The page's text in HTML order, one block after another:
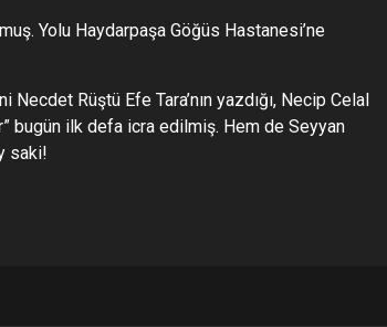
Yolu Haydarpaşa Göğüs Hastanesi’ne
Rüştü Efe Tara’nın yazdığı, Necip Celal
bugün ilk defa icra edilmiş. Hem de Seyyan
saki!